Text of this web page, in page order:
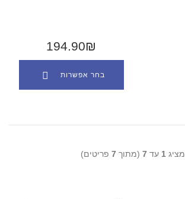
194.90₪
בחר אפשרות
מציג 1 עד 7 (מתוך 7 פריטים)